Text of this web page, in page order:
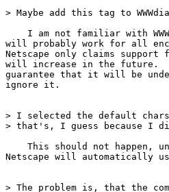
> Maybe add this tag to
I am not familiar with
will probably work for all
Netscape only claims
will increase in the future.
guarantee that it will be
ignore it.
> I selected the default
> that's, I guess because I
This should not happen,
Netscape will automatically
> The problem is, that the